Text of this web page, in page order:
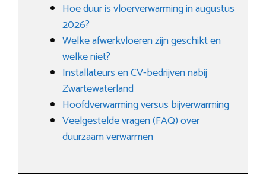
Hoe duur is vloerverwarming in augustus
2026?
Welke afwerkvloeren zijn geschikt en
welke niet?
Installateurs en CV-bedrijven nabij
Zwartewaterland
Hoofdverwarming versus bijverwarming
Veelgestelde vragen (FAQ) over
duurzaam verwarmen